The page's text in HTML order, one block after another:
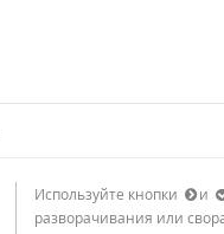
Используйте кнопки и
разворачивания или